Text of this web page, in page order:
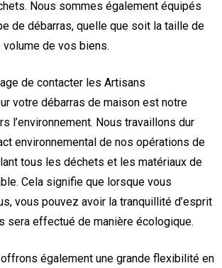
Nous sommes également équipés
de débarras, quelle que soit la taille de
de vos biens.
de contacter les Artisans
votre débarras de maison est notre
l’environnement. Nous travaillons dur
environnemental de nos opérations de
tous les déchets et les matériaux de
Cela signifie que lorsque vous
vous pouvez avoir la tranquillité d’esprit
sera effectué de manière écologique.
également une grande flexibilité en